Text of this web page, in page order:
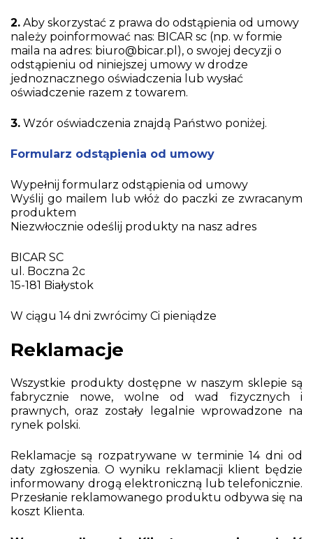
2. Aby skorzystać z prawa do odstąpienia od umowy
należy poinformować nas: BICAR sc (np. w formie
maila na adres: biuro@bicar.pl), o swojej decyzji o
odstąpieniu od niniejszej umowy w drodze
jednoznacznego oświadczenia lub wysłać
oświadczenie razem z towarem.
3. Wzór oświadczenia znajdą Państwo poniżej.
Formularz odstąpienia od umowy
Wypełnij formularz odstąpienia od umowy
Wyślij go mailem lub włóż do paczki ze zwracanym
produktem
Niezwłocznie odeślij produkty na nasz adres
BICAR SC
ul. Boczna 2c
15-181 Białystok
W ciągu 14 dni zwrócimy Ci pieniądze
Reklamacje
Wszystkie produkty dostępne w naszym sklepie są
fabrycznie nowe, wolne od wad fizycznych i
prawnych, oraz zostały legalnie wprowadzone na
rynek polski.
Reklamacje są rozpatrywane w terminie 14 dni od
daty zgłoszenia. O wyniku reklamacji klient będzie
informowany drogą elektroniczną lub telefonicznie.
Przesłanie reklamowanego produktu odbywa się na
koszt Klienta.